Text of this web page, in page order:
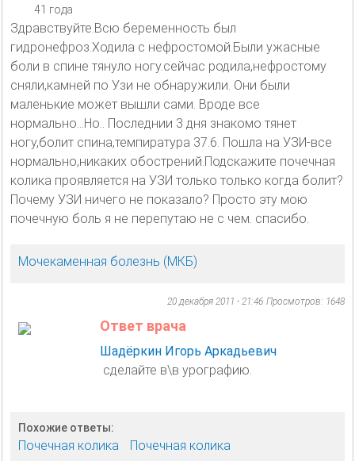
41 года
Здравствуйте.Всю беременность был
гидронефроз.Ходила с нефростомой.Были ужасные
боли в спине тянуло ногу.сейчас родила,нефростому
сняли,камней по Узи не обнаружили. Они были
маленькие может вышли сами. Вроде все
нормально...Но.. Последнии 3 дня знакомо тянет
ногу,болит спина,темпиратура 37.6. Пошла на УЗИ-все
нормально,никаких обострений.Подскажите почечная
колика проявляется на УЗИ только только когда болит?
Почему УЗИ ничего не показало? Просто эту мою
почечную боль я не перепутаю не с чем. спасибо.
Мочекаменная болезнь (МКБ)
20 декабря 2011 - 21:46 Просмотров: 1648
Ответ врача
Шадёркин Игорь Аркадьевич
сделайте в\в урографию.
Похожие ответы:
Почечная колика Почечная колика